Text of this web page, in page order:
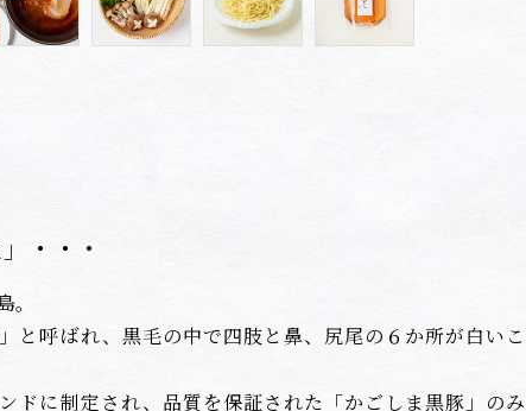
・・・
と呼ばれ、黒毛の中で四肢と鼻、尻尾の６か所が白いこ
ドに制定され、品質を保証された「かごしま黒豚」のみ